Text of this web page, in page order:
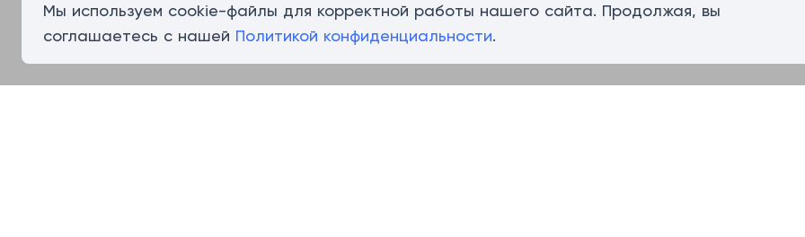
Мы используем cookie-файлы для корректной работы нашего сайта. Продолжая, вы
соглашаетесь с нашей Политикой конфиденциальности.